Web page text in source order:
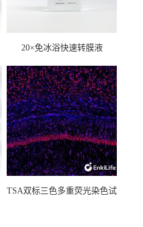
20×免冰浴快速转膜液
TSA双标三色多重荧光染色试